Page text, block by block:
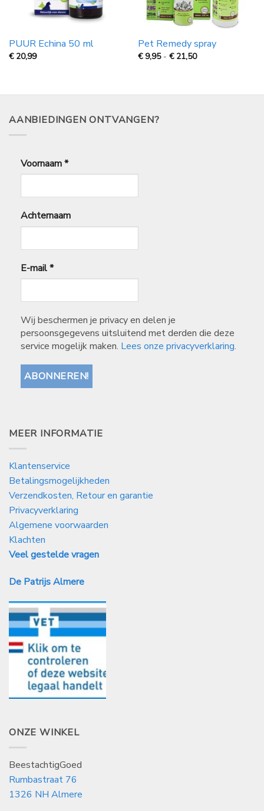
PUUR Echina 50 ml
€ 20,99
Pet Remedy spray
€9,95 - € 21,50Prijsklasse:
21,50
AANBIEDINGEN ONTVANGEN?
Voornaam*
Achternaam
E-mail*
Wij beschermen je privacy en delen je
persoonsgegevens uitsluitend met derden die deze
service mogelijk maken. Lees onze privacyverklaring.
MEER INFORMATIE
Klantenservice
Betalingsmogelijkheden
Verzendkosten, Retour en garantie
Privacyverklaring
Algemene voorwaarden
Klachten
Veel gestelde vragen
De Patrijs Almere
ONZE WINKEL
BeestachtigGoed
Rumbastraat 76
1326 NH Almere